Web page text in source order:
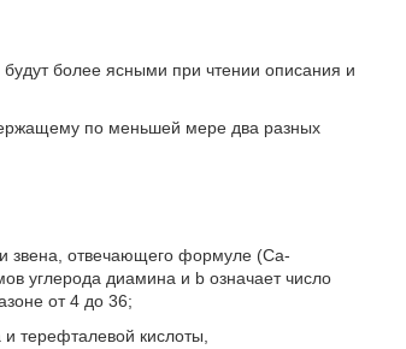
более ясными при чтении описания и
по меньшей мере два разных
и звена, отвечающего формуле (Са-
углерода диамина и b означает число
от 4 до 36;
терефталевой кислоты,